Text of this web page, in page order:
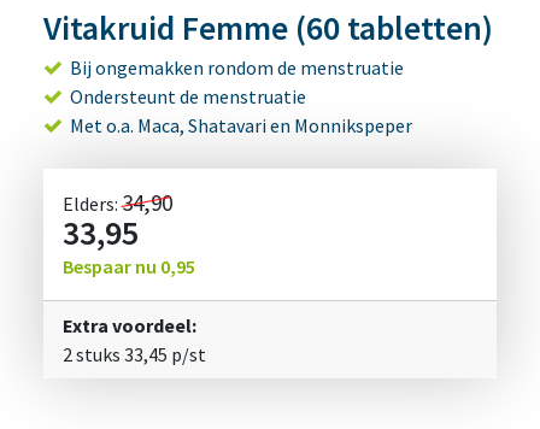
Vitakruid Femme (60 tabletten)
Bij ongemakken rondom de menstruatie
Ondersteunt de menstruatie
Met o.a. Maca, Shatavari en Monnikspeper
Elders:34,90
33,95
Bespaar nu 0,95
Extra voordeel:
2 stuks 33,45 p/st